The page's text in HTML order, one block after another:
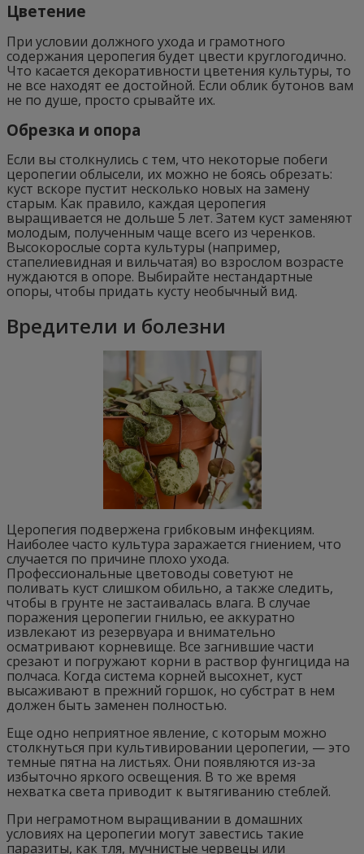
Цветение
При условии должного ухода и грамотного
содержания церопегия будет цвести круглогодично.
Что касается декоративности цветения культуры, то
не все находят ее достойной. Если облик бутонов вам
не по душе, просто срывайте их.
Обрезка и опора
Если вы столкнулись с тем, что некоторые побеги
церопегии облысели, их можно не боясь обрезать:
куст вскоре пустит несколько новых на замену
старым. Как правило, каждая церопегия
выращивается не дольше 5 лет. Затем куст заменяют
молодым, полученным чаще всего из черенков.
Высокорослые сорта культуры (например,
стапелиевидная и вильчатая) во взрослом возрасте
нуждаются в опоре. Выбирайте нестандартные
опоры, чтобы придать кусту необычный вид.
Вредители и болезни
Церопегия подвержена грибковым инфекциям.
Наиболее часто культура заражается гниением, что
случается по причине плохо ухода.
Профессиональные цветоводы советуют не
поливать куст слишком обильно, а также следить,
чтобы в грунте не застаивалась влага. В случае
поражения церопегии гнилью, ее аккуратно
извлекают из резервуара и внимательно
осматривают корневище. Все загнившие части
срезают и погружают корни в раствор фунгицида на
полчаса. Когда система корней высохнет, куст
высаживают в прежний горшок, но субстрат в нем
должен быть заменен полностью.
Еще одно неприятное явление, с которым можно
столкнуться при культивировании церопегии, — это
темные пятна на листьях. Они появляются из-за
избыточно яркого освещения. В то же время
нехватка света приводит к вытягиванию стеблей.
При неграмотном выращивании в домашних
условиях на церопегии могут завестись такие
паразиты, как тля, мучнистые червецы или